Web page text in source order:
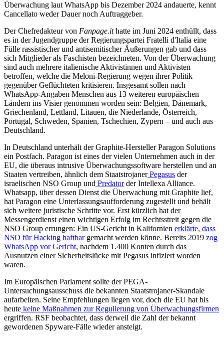
Überwachung laut WhatsApp bis Dezember 2024 andauerte, kennt
Cancellato weder Dauer noch Auftraggeber.
Der Chefredakteur von Fanpage.ithatte im Juni 2024 enthüllt, dass
es in der Jugendgruppe der Regierungspartei Fratelli d'Italia eine
Fülle rassistischer und antisemitischer Äußerungen gab und dass
sich Mitglieder als Faschisten bezeichneten. Von der Überwachung
sind auch mehrere italienische Aktivistinnen und Aktivisten
betroffen, welche die Meloni-Regierung wegen ihrer Politik
gegenüber Geflüchteten kritisieren. Insgesamt sollen nach
WhatsApp-Angaben Menschen aus 13 weiteren europäischen
Ländern ins Visier genommen worden sein: Belgien, Dänemark,
Griechenland, Lettland, Litauen, die Niederlande, Österreich,
Portugal, Schweden, Spanien, Tschechien, Zypern – und auch aus
Deutschland.
In Deutschland unterhält der Graphite-Hersteller Paragon Solutions
ein Postfach. Paragon ist eines der vielen Unternehmen auch in der
EU, die überaus intrusive Überwachungssoftware herstellen und an
Staaten vertreiben, ähnlich dem StaatstrojanerPegasus der
israelischen NSO Group und Predatorder Intellexa Alliance.
Whatsapp, über dessen Dienst die Überwachung mit Graphite lief,
hat Paragon eine Unterlassungsaufforderung zugestellt und behält
sich weitere juristische Schritte vor. Erst kürzlich hat der
Messengerdienst einen wichtigen Erfolg im Rechtsstreit gegen die
NSO Group errungen: Ein US-Gericht in Kalifornien erklärte, dass
NSO für Hacking haftbargemacht werden könne. Bereits 2019 zog
WhatsApp vor Gericht, nachdem 1.400 Konten durch das
Ausnutzen einer Sicherheitslücke mit Pegasus infiziert worden
waren.
Im Europäischen Parlament sollte der PEGA-
Untersuchungsausschuss die bekannten Staatstrojaner-Skandale
aufarbeiten. Seine Empfehlungen liegen vor, doch die EU hat bis
heute keine Maßnahmen zur Regulierung von Überwachungsfirmen
ergriffen. RSF beobachtet, dass derweil die Zahl der bekannt
gewordenen Spyware-Fälle wieder ansteigt.